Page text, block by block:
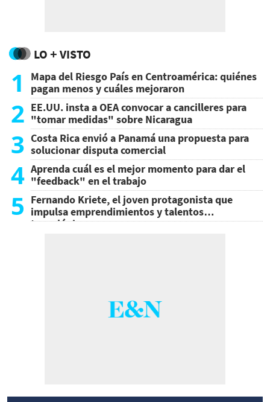
LO + VISTO
1
Mapa del Riesgo País en Centroamérica: quiénes
pagan menos y cuáles mejoraron
2 EE.UU. insta a OEA convocar a cancilleres para
"tomar medidas" sobre Nicaragua
3 Costa Rica envió a Panamá una propuesta para
solucionar disputa comercial
4 Aprenda cuál es el mejor momento para dar el
"feedback" en el trabajo
5 Fernando Kriete, el joven protagonista que
impulsa emprendimientos y talentos
tecnológicos